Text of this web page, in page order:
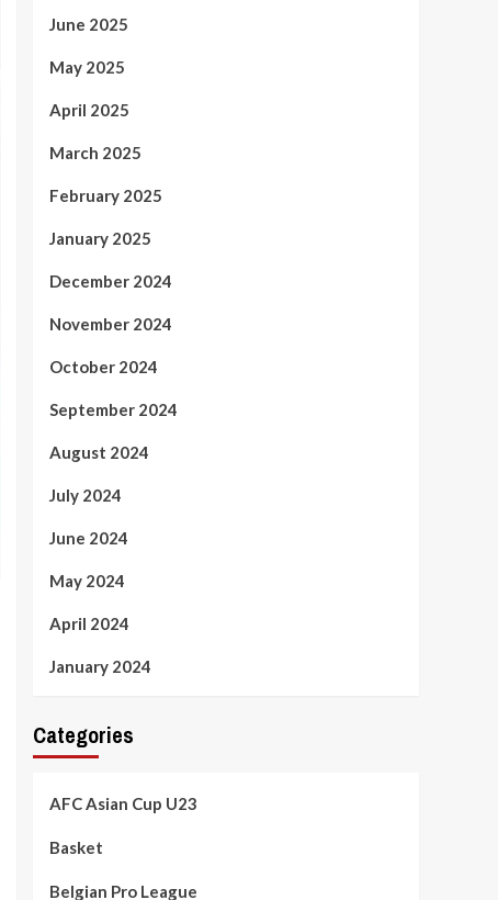
June 2025
May 2025
April 2025
March 2025
February 2025
January 2025
December 2024
November 2024
October 2024
September 2024
August 2024
July 2024
June 2024
May 2024
April 2024
January 2024
Categories
AFC Asian Cup U23
Basket
Belgian Pro League